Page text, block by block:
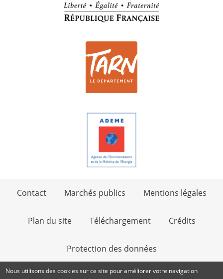
Contact Marchés publics Mentions légales
Plan du site Téléchargement Crédits
Protection des données
Nous utilisons des cookies sur ce site pour améliorer votre navigation